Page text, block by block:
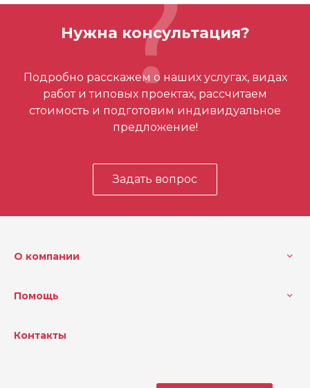
Отзывов ещё нет – ваш может стать
первым
Нужна консультация?
Подробно расскажем о наших услугах, видах
работ и типовых проектах, рассчитаем
стоимость и подготовим индивидуальное
предложение!
Задать вопрос
О компании
Помощь
Контакты